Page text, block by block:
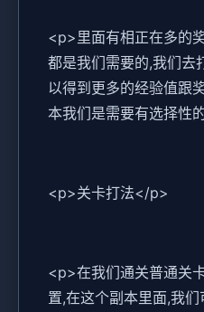
<p>里面有相正在多的
都是我们需要的,我们去
以得到更多的经验值跟
本我们是需要有选择性
<p>关卡打法</p>
<p>在我们通关普通关
置,在这个副本里面,我